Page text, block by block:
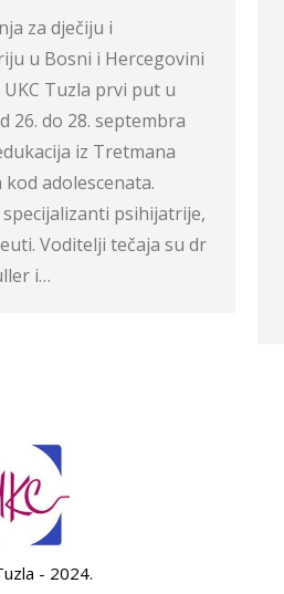
za dječiju i
u Bosni i Hercegovini
Tuzla prvi put u
26. do 28. septembra
iz Tretmana
adolescenata.
psihijatrije,
Voditelji tečaja su dr
i…
- 2024.